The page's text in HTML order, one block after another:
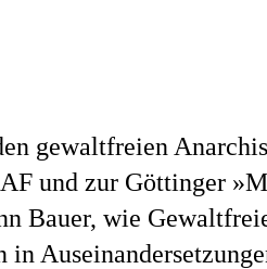
gewaltfreien
und zur Göttinger
Bauer, wie
in